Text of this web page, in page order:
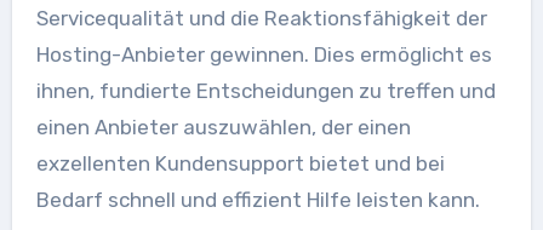
Servicequalität und die Reaktionsfähigkeit der
Hosting-Anbieter gewinnen. Dies ermöglicht es
ihnen, fundierte Entscheidungen zu treffen und
einen Anbieter auszuwählen, der einen
exzellenten Kundensupport bietet und bei
Bedarf schnell und effizient Hilfe leisten kann.